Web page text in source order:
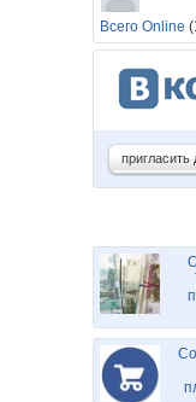
Всего Online
пригласить